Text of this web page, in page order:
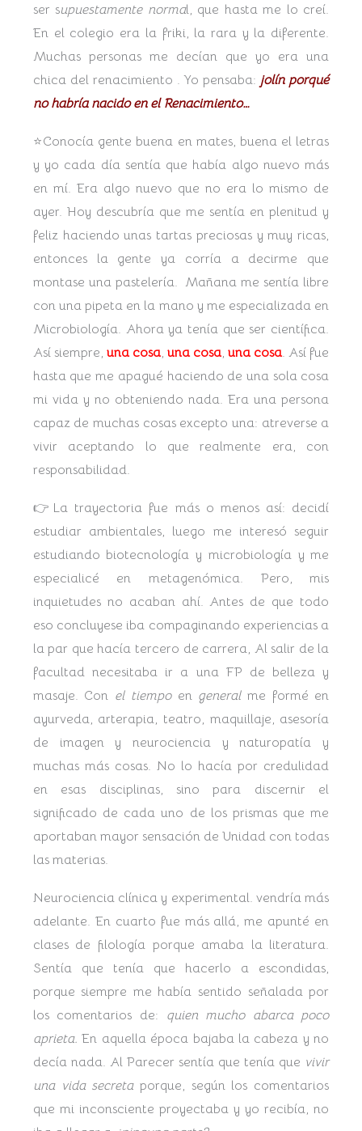
ser supuestamente normal, que hasta me lo creí.
En el colegio era la friki, la rara y la diferente.
Muchas personas me decían que yo era una
chica del renacimiento . Yo pensaba: jolín porqué
no habría nacido en el Renacimiento…
⭐Conocía gente buena en mates, buena el letras
y yo cada día sentía que había algo nuevo más
en mí. Era algo nuevo que no era lo mismo de
ayer. Hoy descubría que me sentía en plenitud y
feliz haciendo unas tartas preciosas y muy ricas,
entonces la gente ya corría a decirme que
montase una pastelería. Mañana me sentía libre
con una pipeta en la mano y me especializada en
Microbiología. Ahora ya tenía que ser científica.
Así siempre, una cosa, una cosa,una cosa. Así fue
hasta que me apagué haciendo de una sola cosa
mi vida y no obteniendo nada. Era una persona
capaz de muchas cosas excepto una: atreverse a
vivir aceptando lo que realmente era, con
responsabilidad.
👉La trayectoria fue más o menos así: decidí
estudiar ambientales, luego me interesó seguir
estudiando biotecnología y microbiología y me
especialicé en metagenómica. Pero, mis
inquietudes no acaban ahí. Antes de que todo
eso concluyese iba compaginando experiencias a
la par que hacía tercero de carrera, Al salir de la
facultad necesitaba ir a una FP de belleza y
masaje. Con el tiempoen generalme formé en
ayurveda, arterapia, teatro, maquillaje, asesoría
de imagen y neurociencia y naturopatía y
muchas más cosas. No lo hacía por credulidad
en esas disciplinas, sino para discernir el
significado de cada uno de los prismas que me
aportaban mayor sensación de Unidad con todas
las materias.
Neurociencia clínica y experimental. vendría más
adelante. En cuarto fue más allá, me apunté en
clases de filología porque amaba la literatura.
Sentía que tenía que hacerlo a escondidas,
porque siempre me había sentido señalada por
los comentarios de: quien mucho abarca poco
aprieta.En aquella época bajaba la cabeza y no
decía nada. Al Parecer sentía que tenía que vivir
una vida secretaporque, según los comentarios
que mi inconsciente proyectaba y yo recibía, no